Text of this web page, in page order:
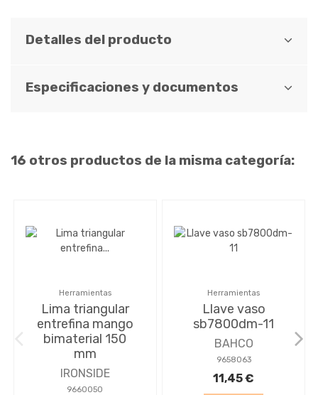
Detalles del producto
Especificaciones y documentos
16 otros productos de la misma categoría:
Herramientas
Lima triangular
entrefina mango
bimaterial 150
mm
IRONSIDE
9660050
Herramientas
Llave vaso
sb7800dm-11
BAHCO
9658063
11,45 €